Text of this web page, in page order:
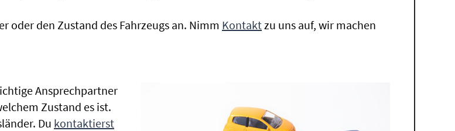
oder den Zustand des Fahrzeugs an. Nimm Kontaktzu uns auf, wir machen
Ansprechpartner
Zustand es ist.
Du kontaktierst